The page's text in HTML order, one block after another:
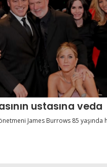
ustasına veda
James Burrows 85 yaşında